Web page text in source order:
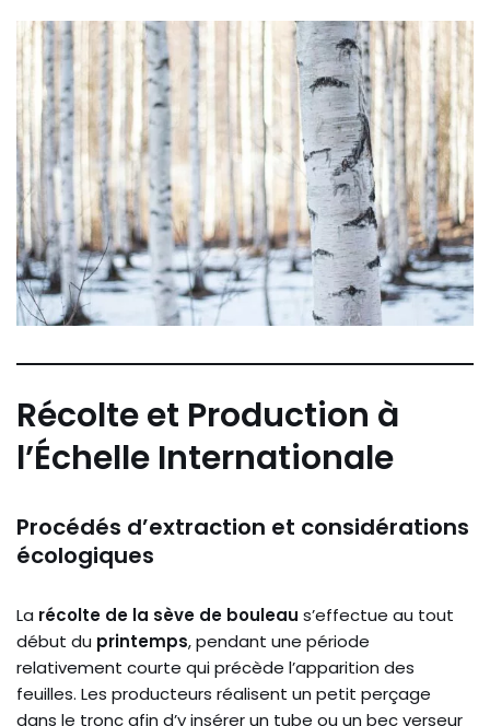
Récolte et Production à
l’Échelle Internationale
Procédés d’extraction et considérations
écologiques
La récolte de la sève de bouleau s’effectue au tout
début du printemps, pendant une période
relativement courte qui précède l’apparition des
feuilles. Les producteurs réalisent un petit perçage
dans le tronc afin d’y insérer un tube ou un bec verseur